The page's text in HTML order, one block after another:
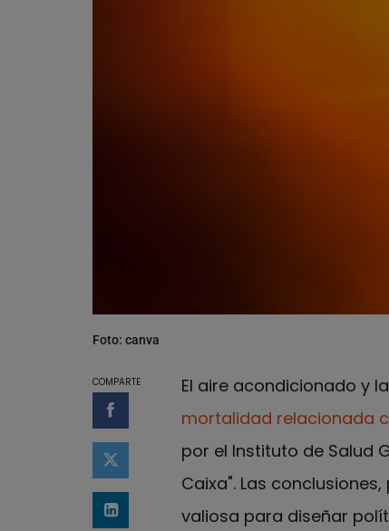
Foto: canva
COMPARTE
Compartir en Facebook
Compartir en Twitter
Compartir en LinkedIn
El aire acondicionado y
mortalidad relacionada
por el Instituto de Salud
Caixa". Las
valiosa para diseñar